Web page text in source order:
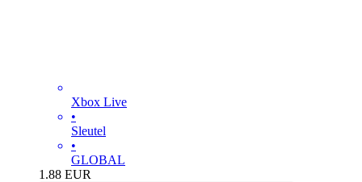
Xbox Live
•
Sleutel
•
GLOBAL
1.88 EUR